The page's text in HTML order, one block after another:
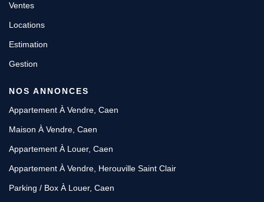
Ventes
Locations
Estimation
Gestion
NOS ANNONCES
Appartement À Vendre, Caen
Maison À Vendre, Caen
Appartement À Louer, Caen
Appartement À Vendre, Herouville Saint Clair
Parking / Box À Louer, Caen